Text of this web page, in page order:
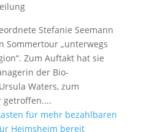
Stefanie Seemann
Sommertour „unterwegs
Zum Auftakt hat sie
der Bio-
Waters, zum
getroffen....